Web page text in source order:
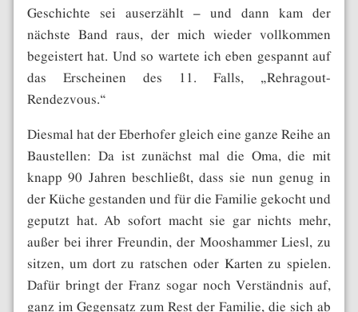
Geschichte sei auserzählt – und dann kam der
nächste Band raus, der mich wieder vollkommen
begeistert hat. Und so wartete ich eben gespannt auf
das Erscheinen des 11. Falls, „Rehragout-
Rendezvous.“
Diesmal hat der Eberhofer gleich eine ganze Reihe an
Baustellen: Da ist zunächst mal die Oma, die mit
knapp 90 Jahren beschließt, dass sie nun genug in
der Küche gestanden und für die Familie gekocht und
geputzt hat. Ab sofort macht sie gar nichts mehr,
außer bei ihrer Freundin, der Mooshammer Liesl, zu
sitzen, um dort zu ratschen oder Karten zu spielen.
Dafür bringt der Franz sogar noch Verständnis auf,
ganz im Gegensatz zum Rest der Familie, die sich ab